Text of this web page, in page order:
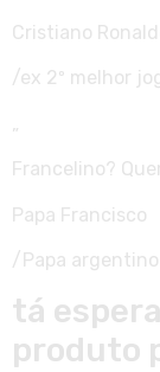
Cristiano
/ex 2º melhor
„
Francelino?
Papa Francisco
/Papa argentino
tá
produto